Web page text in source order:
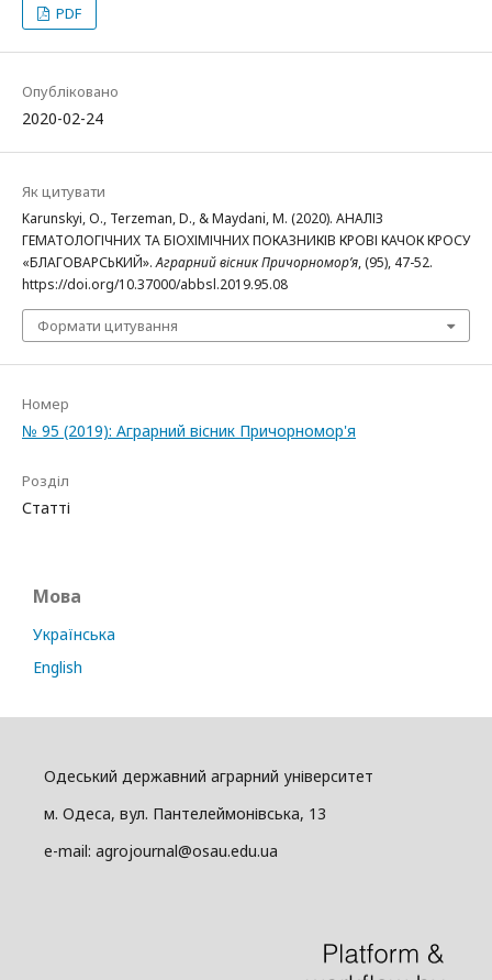
PDF
Опубліковано
2020-02-24
Як цитувати
Karunskyi, O., Terzeman, D., & Maydani, M. (2020). АНАЛІЗ
ГЕМАТОЛОГІЧНИХ ТА БІОХІМІЧНИХ ПОКАЗНИКІВ КРОВІ КАЧОК КРОСУ
«БЛАГОВАРСЬКИЙ».Аграрний вісник Причорномор’я, (95), 47-52.
https://doi.org/10.37000/abbsl.2019.95.08
Формати цитування
Номер
№ 95 (2019): Аграрний вісник Причорномор'я
Розділ
Статті
Мова
Українська
English
Одеський державний аграрний університет
м. Одеса, вул. Пантелеймонівська, 13
e-mail: agrojournal@osau.edu.ua